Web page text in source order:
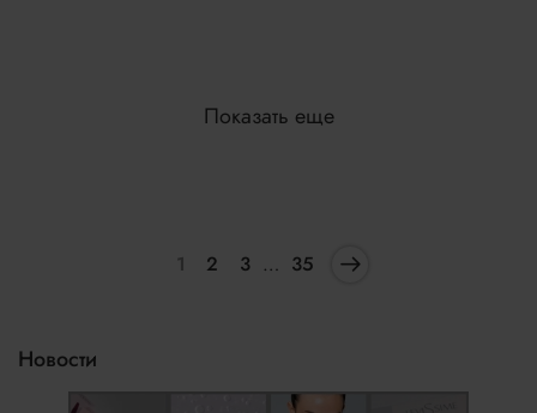
Показать еще
1 2 3 … 35
Новости